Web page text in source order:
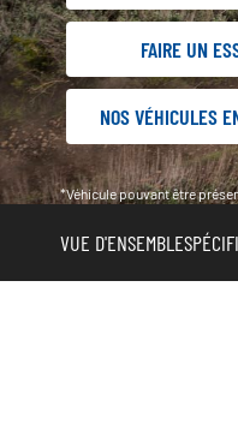
FAIRE UN
NOS VÉHICULES
*Véhicule pouvant être
VUE D'ENSEMBLE